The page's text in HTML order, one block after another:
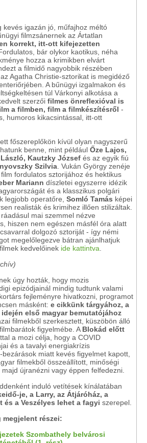
kevés igazán jó, műfajhoz méltó
filmzsánernek az Ártatlan
korrekt, itt-ott kifejezetten
Fordulatos, bár olykor kaotikus, néha
hozza a krimikben elvárt
a filmidő nagyobbik részében
Agatha Christie-sztorikat is megidéző
A bűnügyi izgalmakon és
túl Várkonyi alkotása a
szerzői filmes önreflexióval is
a filmben, film a filmkészítésről -
humoros kikacsintással, itt-ott
főszereplőkön kívül olyan nagyszerű
benne, mint például Őze Lajos,
Kautzky József és az egyik fiú
Szilvia . Vukán György zenéje
fordulatos sztorijához és hektikus
Mariann díszletei egyszerre idézik
és a klasszikus polgári
legjobb operatőre, Somló Tamás képei
realisták és krimihez illően stilizáltak.
mai szemmel nézve
hiszen nem egészen másfél óra alatt
dolgozó sztoriját - így némi
megelőlegezve bátran ajánlhatjuk
kedvelőinek ide kattintva
úgy hozták, hogy mozis
epizódjainál mindig tudtunk valami
fejleményre hivatkozni, programot
másként: e cikkünk tárgyához, a
első magyar bemutatójához
filmekből szerkesztett, küszöbön álló
figyelmébe. A Blokád előtt
a mozi célja, hogy a COVID
és a tavalyi energiakrízis
miatt kevés figyelmet kapott,
filmekből összeállított, minőségi
újranézni vagy éppen felfedezni.
induló vetítések kínálatában
je, a Larry, az Átjáróház, a
és a Veszélyes lehet a fagyi szerepel.
megjelent részei:
Szombathely belvárosi